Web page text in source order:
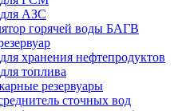
для АЗС
горячей воды БАГВ
хранения нефтепродуктов
топлива
резервуары
сточных вод